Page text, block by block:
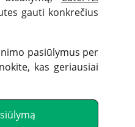
gauti konkrečius
pasiūlymus per
kas geriausiai